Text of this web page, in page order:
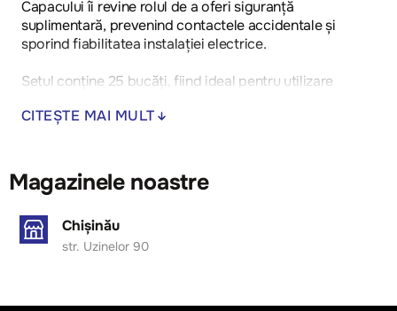
Capacului îi revine rolul de a oferi siguranță
suplimentară, prevenind contactele accidentale și
sporind fiabilitatea instalației electrice.
Setul conține 25 bucăți, fiind ideal pentru utilizare
CITEȘTE MAI MULT
Magazinele noastre
Chișinău
str. Uzinelor 90